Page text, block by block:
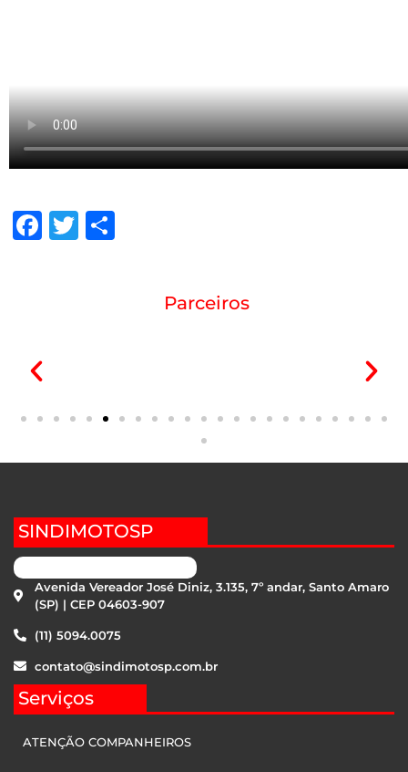
Facebook
Twitter
Parceiros
SINDIMOTOSP
Avenida Vereador José Diniz, 3.135, 7º andar, Santo Amaro
(SP) | CEP 04603-907
(11) 5094.0075
contato@sindimotosp.com.br
Serviços
ATENÇÃO COMPANHEIROS